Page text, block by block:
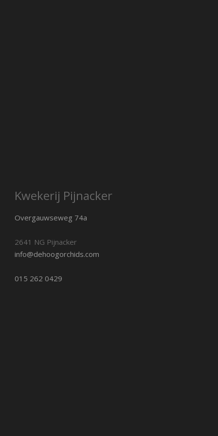
Kwekerij Pijnacker
Overgauwseweg 74a
2641 NG Pijnacker
info@dehoogorchids.com
015 262 0429